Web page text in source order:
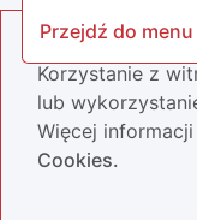
Przejdź do menu
Nasza strona
Korzystanie z
lub
Więcej
Cookies.